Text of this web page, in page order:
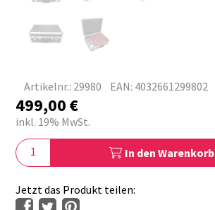
Artikelnr.: 29980 EAN: 4032661299802
499,00€
inkl. 19% MwSt.
In den Warenkorb
Jetzt das Produkt teilen: